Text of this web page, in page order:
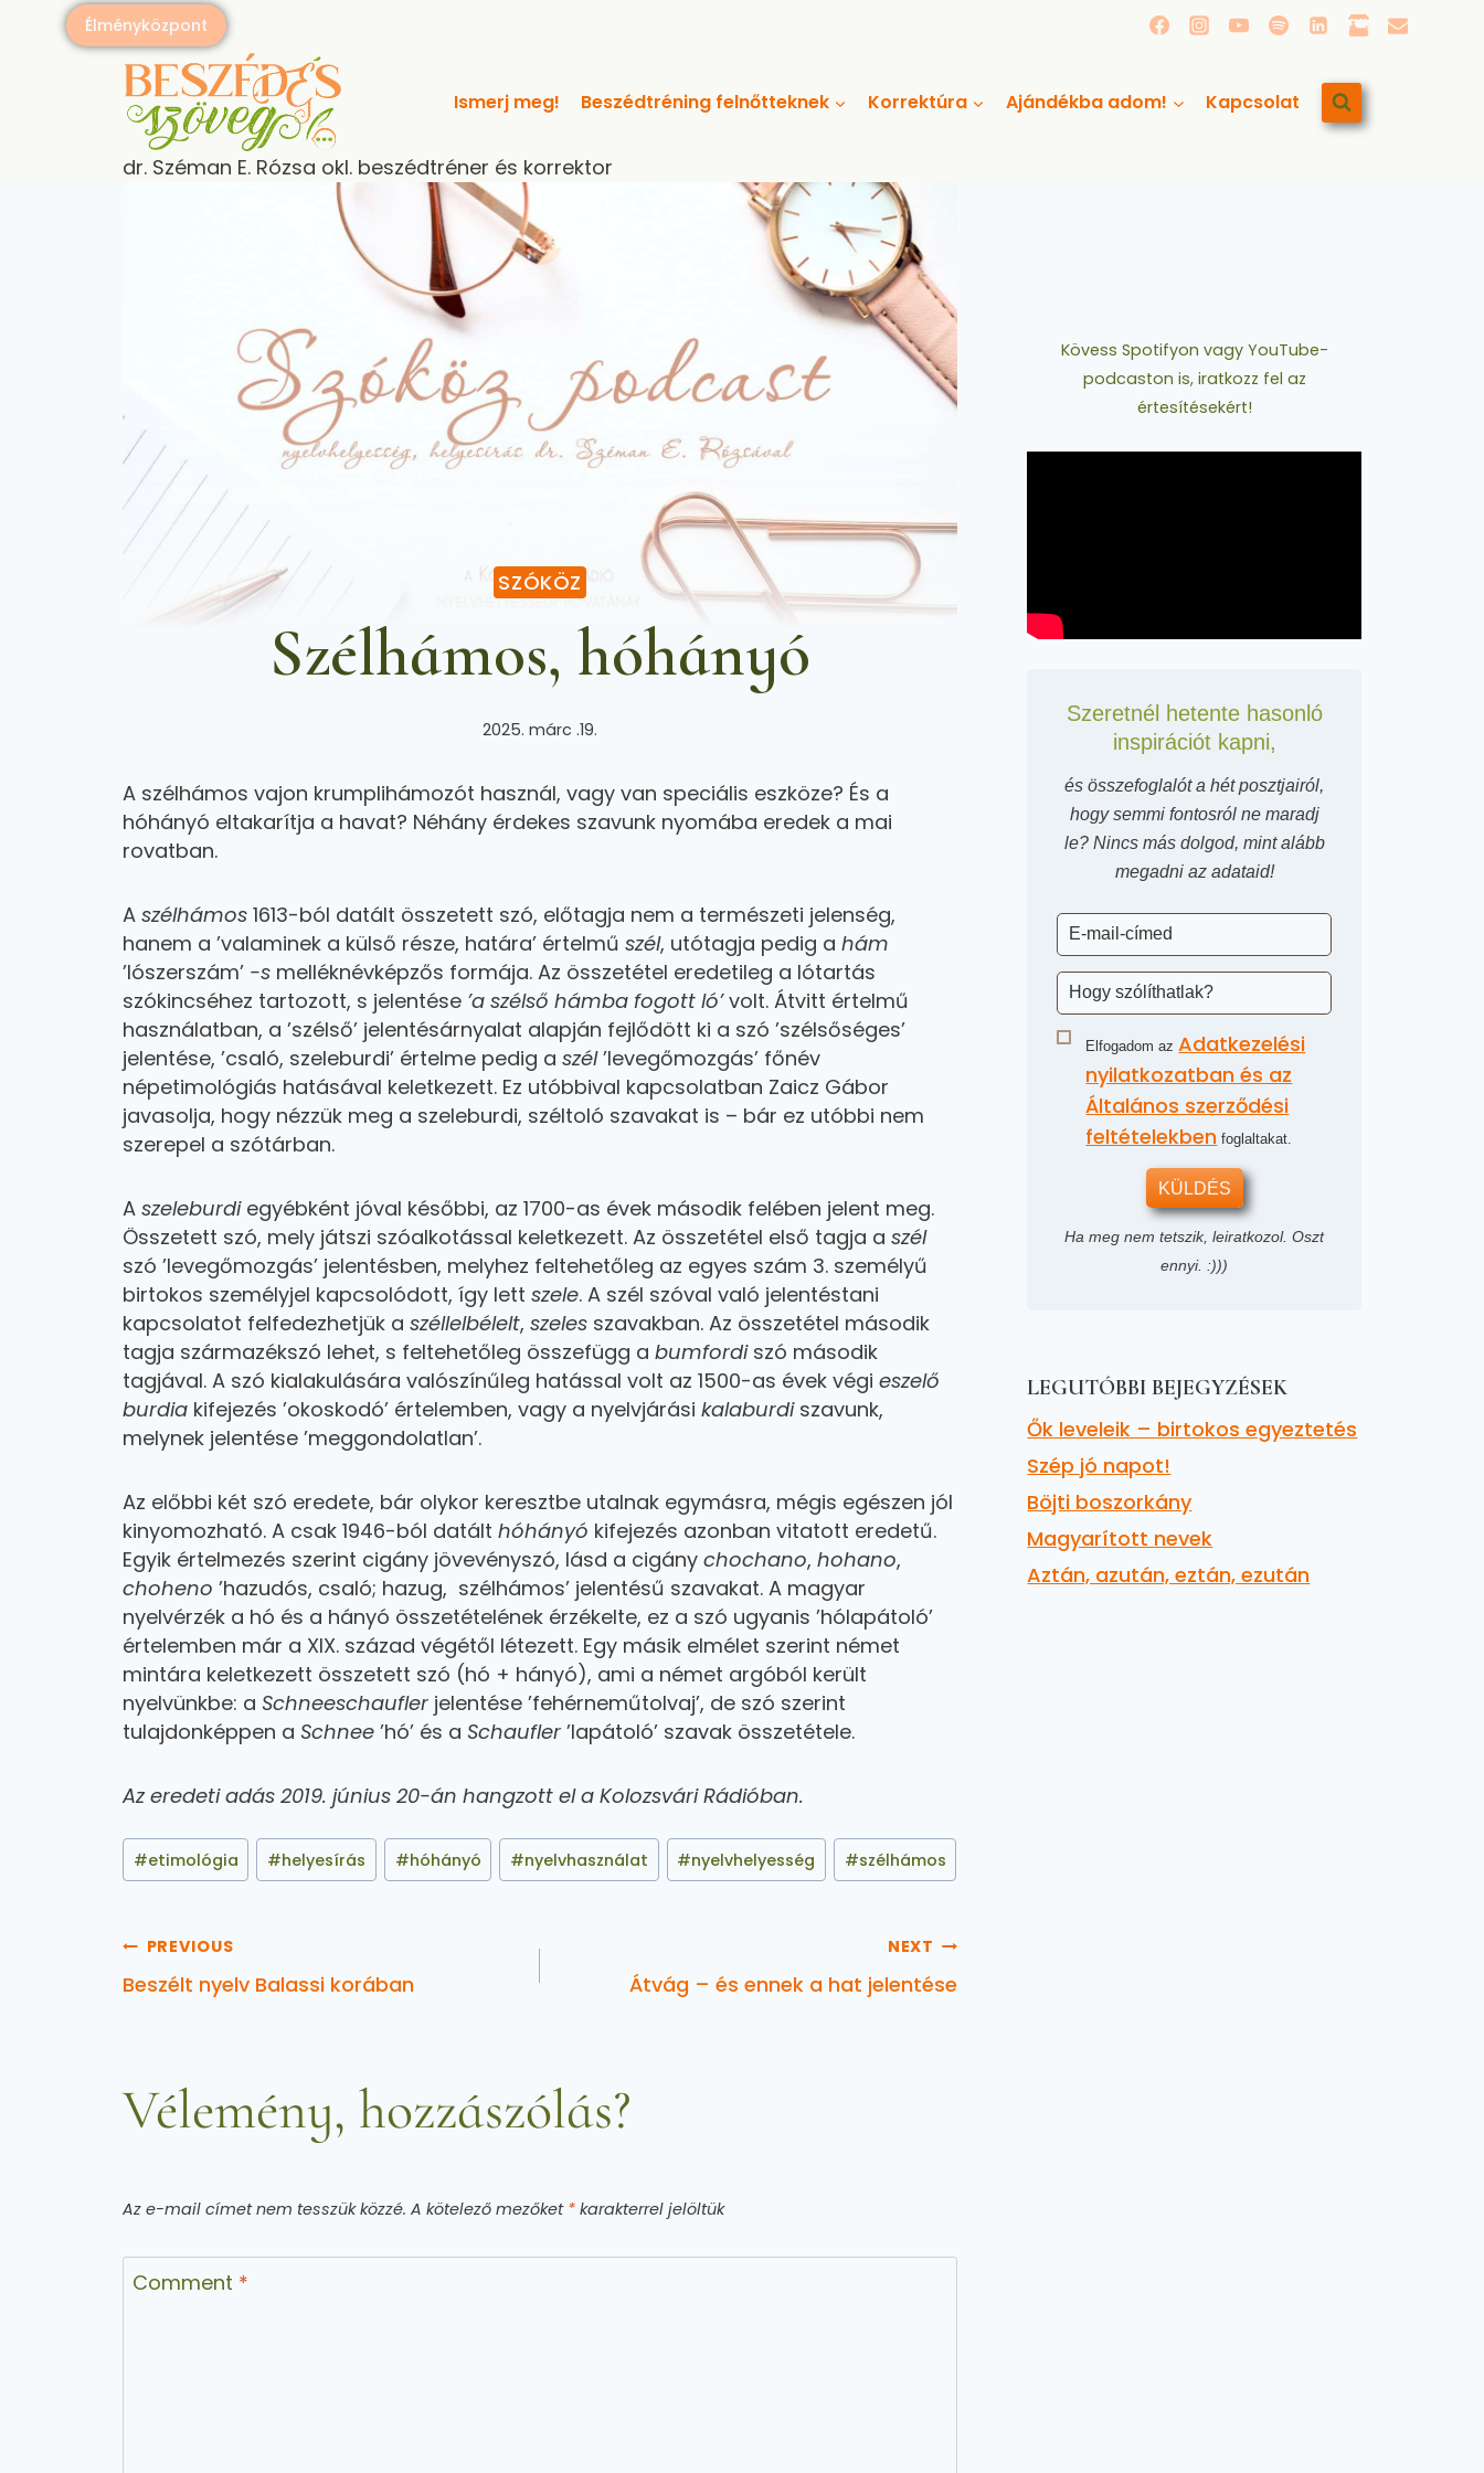
Élményközpont
Ismerj meg! Beszédtréning felnőtteknek Korrektúra Ajándékba adom! Kapcsolat
dr. Széman E. Rózsa okl. beszédtréner és korrektor
SZÓKÖZ
Szélhámos, hóhányó
2025. márc .19.
A szélhámos vajon krumplihámozót használ, vagy van speciális eszköze? És a
hóhányó eltakarítja a havat? Néhány érdekes szavunk nyomába eredek a mai
rovatban.
A szélhámos 1613-ból datált összetett szó, előtagja nem a természeti jelenség,
hanem a ’valaminek a külső része, határa’ értelmű szél, utótagja pedig a hám
’lószerszám’ -s melléknévképzős formája. Az összetétel eredetileg a lótartás
szókincséhez tartozott, s jelentése ’a szélső hámba fogott ló’volt. Átvitt értelmű
használatban, a ’szélső’ jelentésárnyalat alapján fejlődött ki a szó ’szélsőséges’
jelentése, ’csaló, szeleburdi’ értelme pedig a szél’levegőmozgás’ főnév
népetimológiás hatásával keletkezett. Ez utóbbival kapcsolatban Zaicz Gábor
javasolja, hogy nézzük meg a szeleburdi, széltoló szavakat is – bár ez utóbbi nem
szerepel a szótárban.
A szeleburdiegyébként jóval későbbi, az 1700-as évek második felében jelent meg.
Összetett szó, mely játszi szóalkotással keletkezett. Az összetétel első tagja a szél
szó ’levegőmozgás’ jelentésben, melyhez feltehetőleg az egyes szám 3. személyű
birtokos személyjel kapcsolódott, így lett szele. A szél szóval való jelentéstani
kapcsolatot felfedezhetjük a széllelbélelt, szeles szavakban. Az összetétel második
tagja származékszó lehet, s feltehetőleg összefügg a bumfordiszó második
tagjával. A szó kialakulására valószínűleg hatással volt az 1500-as évek végi eszelő
burdia kifejezés ’okoskodó’ értelemben, vagy a nyelvjárási kalaburdiszavunk,
melynek jelentése ’meggondolatlan’.
Az előbbi két szó eredete, bár olykor keresztbe utalnak egymásra, mégis egészen jól
kinyomozható. A csak 1946-ból datált hóhányó kifejezés azonban vitatott eredetű.
Egyik értelmezés szerint cigány jövevényszó, lásd a cigány chochano, hohano,
choheno ’hazudós, csaló; hazug, szélhámos’ jelentésű szavakat. A magyar
nyelvérzék a hó és a hányó összetételének érzékelte, ez a szó ugyanis ’hólapátoló’
értelemben már a XIX. század végétől létezett. Egy másik elmélet szerint német
mintára keletkezett összetett szó (hó + hányó), ami a német argóból került
nyelvünkbe: a Schneeschaufler jelentése ’fehérneműtolvaj’, de szó szerint
tulajdonképpen a Schnee ’hó’ és a Schaufler ’lapátoló’ szavak összetétele.
Az eredeti adás 2019. június 20-án hangzott el a Kolozsvári Rádióban.
#etimológia #helyesírás #hóhányó #nyelvhasználat #nyelvhelyesség #szélhámos
PREVIOUS
Beszélt nyelv Balassi korában
NEXT
Átvág – és ennek a hat jelentése
Vélemény, hozzászólás?
Az e-mail címet nem tesszük közzé. A kötelező mezőket * karakterrel jelöltük
Comment *
Kövess Spotifyon vagy YouTube-
podcaston is, iratkozz fel az
értesítésekért!
Szeretnél hetente hasonló
inspirációt kapni,
és összefoglalót a hét posztjairól,
hogy semmi fontosról ne maradj
le? Nincs más dolgod, mint alább
megadni az adataid!
Elfogadom az Adatkezelési
nyilatkozatban és az
Általános szerződési
feltételekben foglaltakat.
KÜLDÉS
Ha meg nem tetszik, leiratkozol. Oszt
ennyi. :)))
LEGUTÓBBI BEJEGYZÉSEK
Ők leveleik – birtokos egyeztetés
Szép jó napot!
Böjti boszorkány
Magyarított nevek
Aztán, azután, eztán, ezután